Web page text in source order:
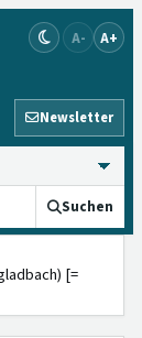
A- A+
Newsletter
Suchen
[=